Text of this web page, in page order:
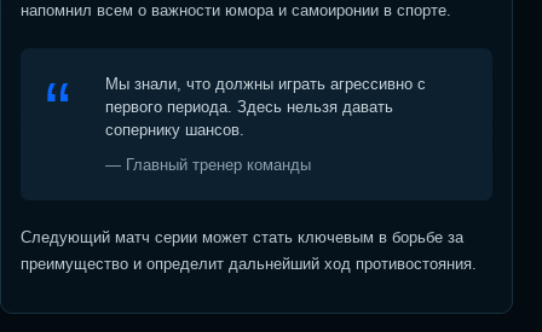
напомнил всем о важности юмора и самоиронии в спорте.
Мы знали, что должны играть агрессивно с
первого периода. Здесь нельзя давать
сопернику шансов.
— Главный тренер команды
Следующий матч серии может стать ключевым в борьбе за
преимущество и определит дальнейший ход противостояния.